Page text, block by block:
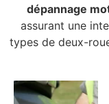
dépannage
assurant une
types de deux-